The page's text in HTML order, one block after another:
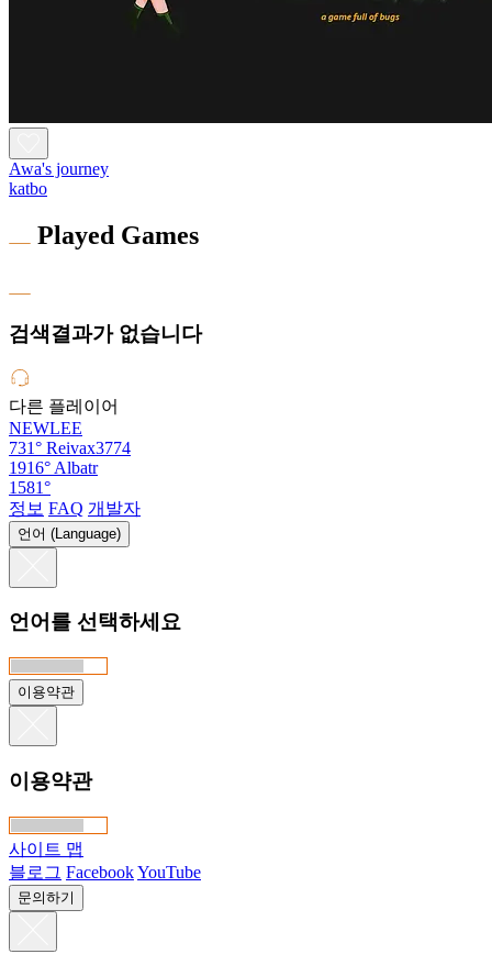
Awa's journey
katbo
Played Games
검색결과가 없습니다
다른 플레이어
NEWLEE
731° Reivax3774
1916° Albatr
1581°
정보 FAQ 개발자
언어 (Language)
언어를 선택하세요
이용약관
이용약관
사이트 맵
블로그 FacebookYouTube
문의하기